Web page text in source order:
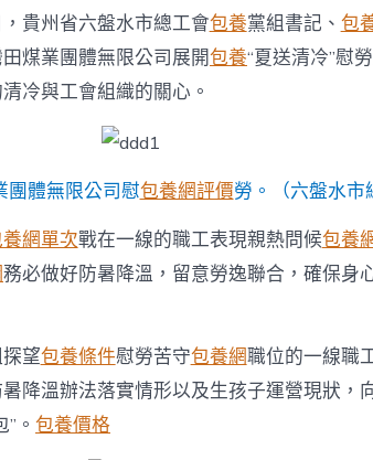
“夏
送
清
冷”
動
為
一
線
職
工
送
往
專
包
養
貴州省六盤水市總工會包養黨組書記、 包
煤業團體無限公司展開包養“夏送清冷”慰
冷與工會組織的關心。
團體無限公司慰包養網評價勞。（六盤水市
網單次戰在一線的職工表現親熱問候包養
務必做好防暑降溫，留意勞逸聯合，確保身
望包養條件慰勞苦守包養網職位的一線職
降溫辦法落實情形以及生孩子運營現狀，
。 包養價格